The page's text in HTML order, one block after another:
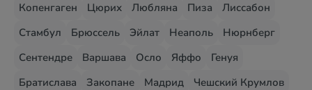
Копенгаген
Цюрих Любляна Пиза
Лиссабон
Стамбул
Брюссель Эйлат Неаполь
Нюрнберг
Сентендре
Варшава Осло Яффо
Генуя
Братислава
Закопане Мадрид
Чешский Крумлов